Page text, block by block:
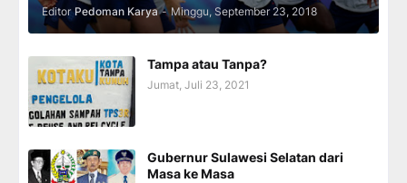
Editor Pedoman Karya - Minggu, September 23, 2018
Tampa atau Tanpa?
Jumat, Juli 23, 2021
Gubernur Sulawesi Selatan dari
Masa ke Masa